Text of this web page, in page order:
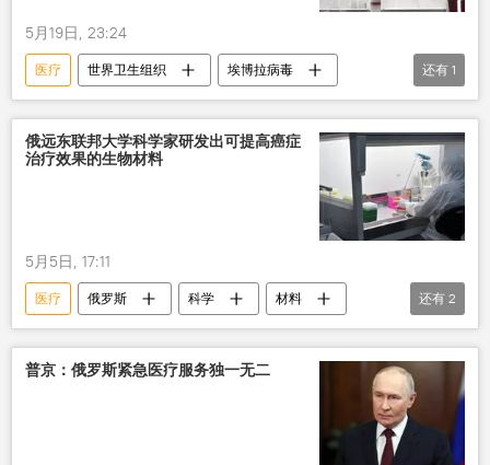
5月19日, 23:24
医疗 世界卫生组织
埃博拉病毒
刚果
还有 1
俄远东联邦大学科学家研发出可提高癌症
治疗效果的生物材料
5月5日, 17:11
医疗 俄罗斯 科学
材料
远东
抗癌药物
还有 2
普京：俄罗斯紧急医疗服务独一无二